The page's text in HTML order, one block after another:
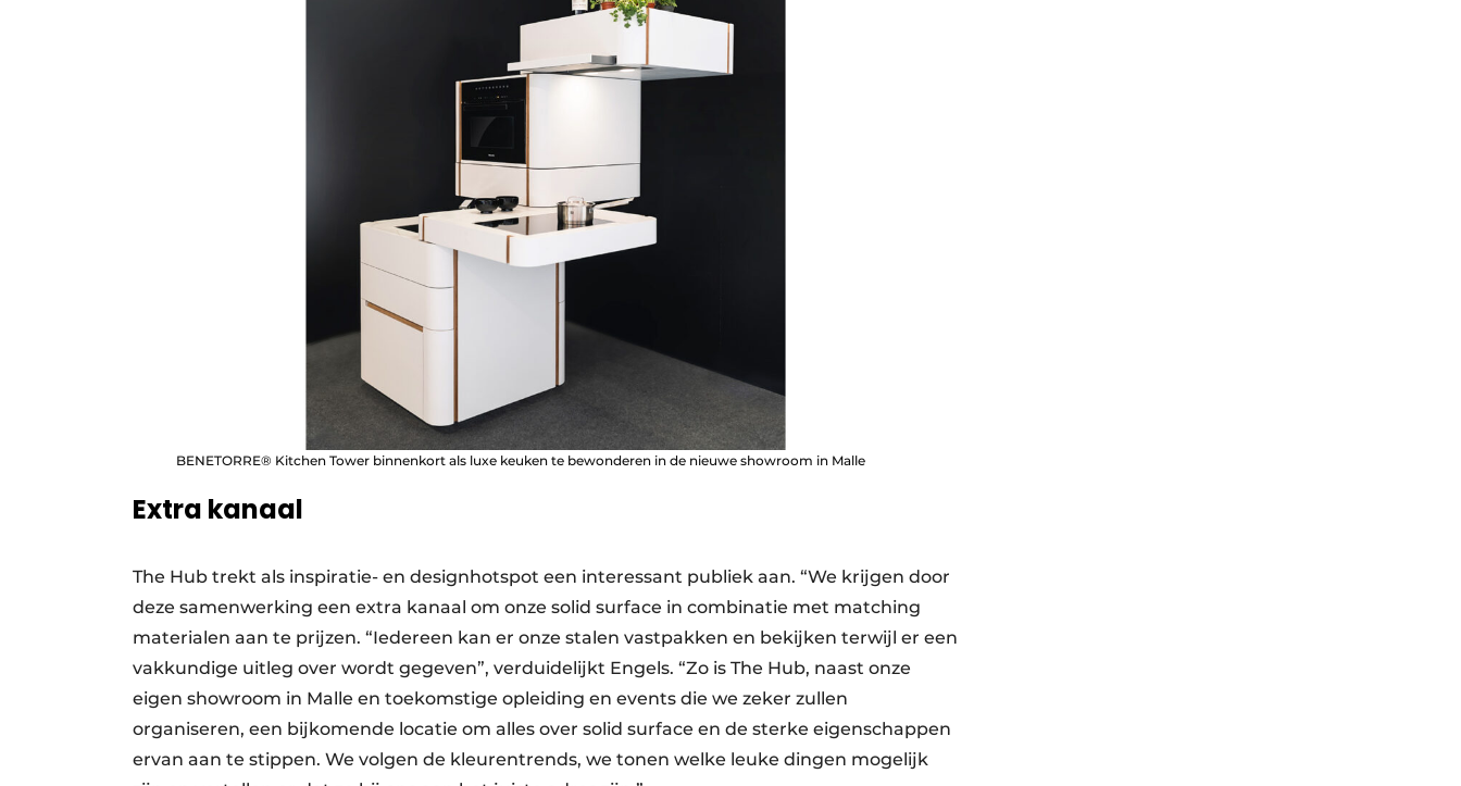
BENETORRE® Kitchen Tower binnenkort als luxe keuken te bewonderen in de nieuwe showroom in Malle
Extra kanaal
The Hub trekt als inspiratie- en designhotspot een interessant publiek aan. “We krijgen door
deze samenwerking een extra kanaal om onze solid surface in combinatie met matching
materialen aan te prijzen. “Iedereen kan er onze stalen vastpakken en bekijken terwijl er een
vakkundige uitleg over wordt gegeven”, verduidelijkt Engels. “Zo is The Hub, naast onze
eigen showroom in Malle en toekomstige opleiding en events die we zeker zullen
organiseren, een bijkomende locatie om alles over solid surface en de sterke eigenschappen
ervan aan te stippen. We volgen de kleurentrends, we tonen welke leuke dingen mogelijk